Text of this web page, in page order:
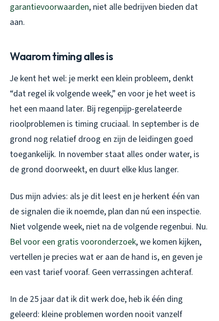
garantievoorwaarden, niet alle bedrijven bieden dat
aan.
Waarom timing alles is
Je kent het wel: je merkt een klein probleem, denkt
“dat regel ik volgende week,” en voor je het weet is
het een maand later. Bij regenpijp-gerelateerde
rioolproblemen is timing cruciaal. In september is de
grond nog relatief droog en zijn de leidingen goed
toegankelijk. In november staat alles onder water, is
de grond doorweekt, en duurt elke klus langer.
Dus mijn advies: als je dit leest en je herkent één van
de signalen die ik noemde, plan dan nú een inspectie.
Niet volgende week, niet na de volgende regenbui. Nu.
Bel voor een gratis vooronderzoek, we komen kijken,
vertellen je precies wat er aan de hand is, en geven je
een vast tarief vooraf. Geen verrassingen achteraf.
In de 25 jaar dat ik dit werk doe, heb ik één ding
geleerd: kleine problemen worden nooit vanzelf